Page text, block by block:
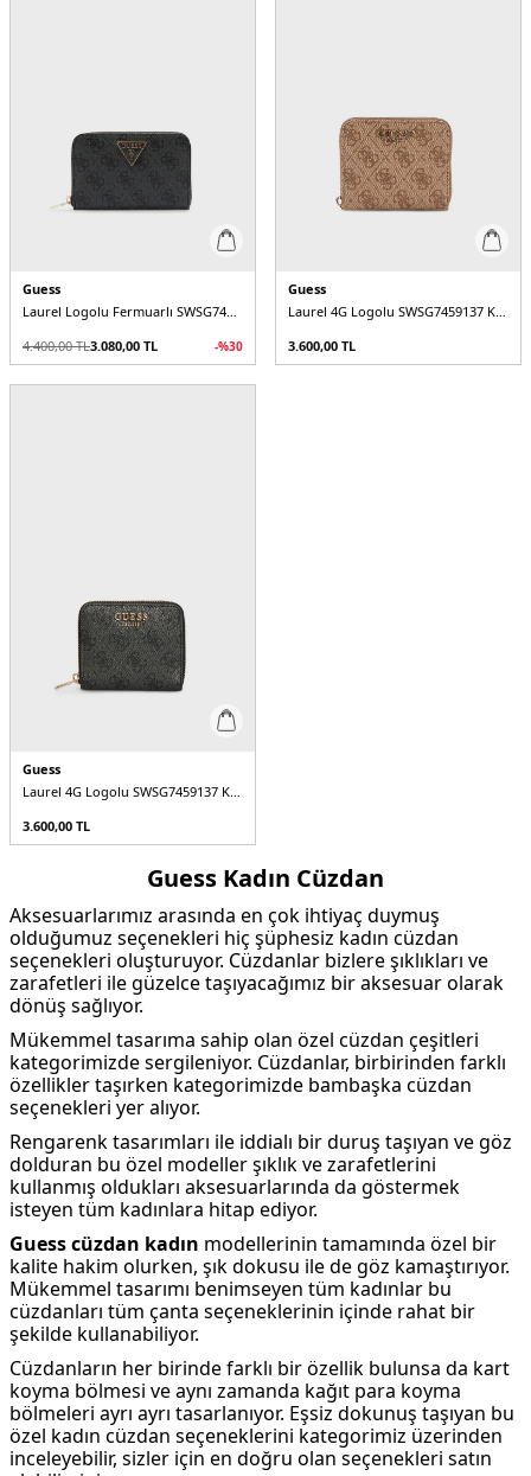
Guess
Laurel Logolu Fermuarlı SWSG7459140 Kadın Cüzdan
4.400,00TL3.080,00 TL -%30
Guess
Laurel 4G Logolu SWSG7459137 Kadın Cüzdan
3.600,00 TL
Guess
Laurel 4G Logolu SWSG7459137 Kadın Cüzdan
3.600,00 TL
Guess Kadın Cüzdan
Aksesuarlarımız arasında en çok ihtiyaç duymuş
olduğumuz seçenekleri hiç şüphesiz kadın cüzdan
seçenekleri oluşturuyor. Cüzdanlar bizlere şıklıkları ve
zarafetleri ile güzelce taşıyacağımız bir aksesuar olarak
dönüş sağlıyor.
Mükemmel tasarıma sahip olan özel cüzdan çeşitleri
kategorimizde sergileniyor. Cüzdanlar, birbirinden farklı
özellikler taşırken kategorimizde bambaşka cüzdan
seçenekleri yer alıyor.
Rengarenk tasarımları ile iddialı bir duruş taşıyan ve göz
dolduran bu özel modeller şıklık ve zarafetlerini
kullanmış oldukları aksesuarlarında da göstermek
isteyen tüm kadınlara hitap ediyor.
Guess cüzdan kadın modellerinin tamamında özel bir
kalite hakim olurken, şık dokusu ile de göz kamaştırıyor.
Mükemmel tasarımı benimseyen tüm kadınlar bu
cüzdanları tüm çanta seçeneklerinin içinde rahat bir
şekilde kullanabiliyor.
Cüzdanların her birinde farklı bir özellik bulunsa da kart
koyma bölmesi ve aynı zamanda kağıt para koyma
bölmeleri ayrı ayrı tasarlanıyor. Eşsiz dokunuş taşıyan bu
özel kadın cüzdan seçeneklerini kategorimiz üzerinden
inceleyebilir, sizler için en doğru olan seçenekleri satın